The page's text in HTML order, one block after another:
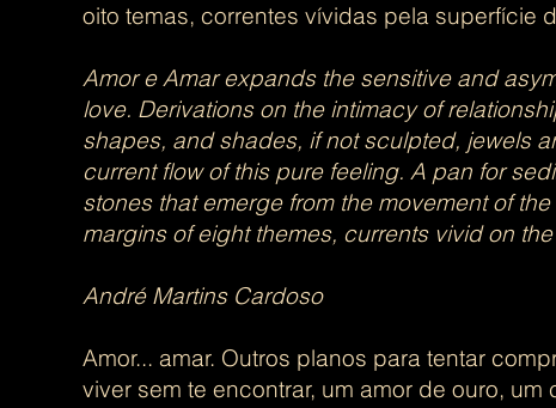
oito temas, correntes vívidas pela superfície
Amor e Amar expands the sensitive and
love. Derivations on the intimacy of
shapes, and shades, if not sculpted, jewels
current flow of this pure feeling. A pan for
stones that emerge from the movement of
margins of eight themes, currents vivid on
André Martins Cardoso
Amor... amar.​ Outros planos para tentar
viver sem te encontrar, um amor de ouro, um